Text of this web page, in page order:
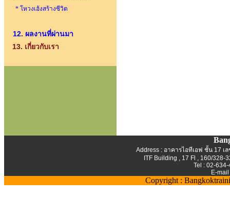
* โหวงเฮ้งสร้างชีวิต
12. ผลงานที่ผ่านมา
13. เกี่ยวกับเรา
Address : อาคารไอทีเอฟ ชั้น 17 เ
ITF Building , 17 Fl , 160/
Tel : 02-
E-
Copyright :